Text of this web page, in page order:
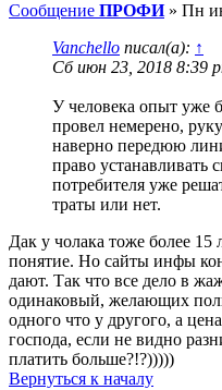
Сообщение ПРОФИ» Пн
Vanchello писал(а): ↑
Сб июн 23, 2018 8:39
У человека опыт уже
провел немерено,
наверно передюю
право устанавливать
потребителя уже
траты или нет.
Дак у чолака тоже более 15
понятие. Но сайты инфы
дают. Так что все дело в
одинаковый, желающих
одного что у другого, а
господа, если не видно
платить больше?!?)))))
Вернуться к началу